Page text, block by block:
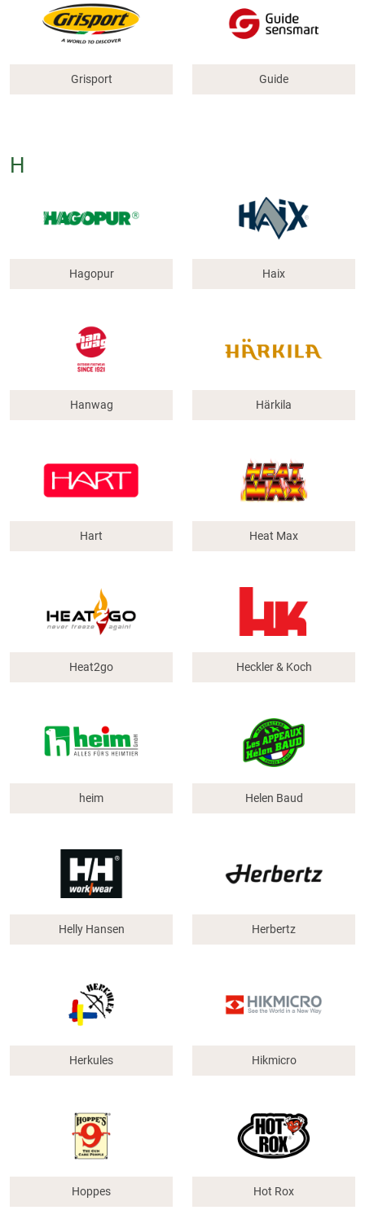
Grisport Guide
H
Hagopur Haix
Hanwag Härkila
Hart Heat Max
Heat2go Heckler & Koch
heim Helen Baud
Helly Hansen Herbertz
Herkules Hikmicro
Hoppes Hot Rox